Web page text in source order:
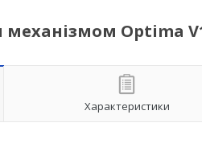
Optima
Характеристики